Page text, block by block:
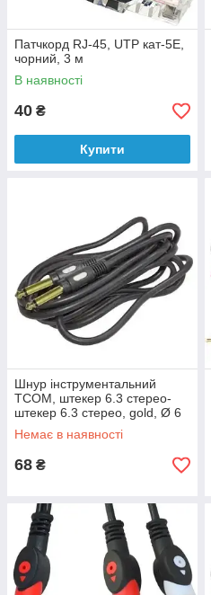
Патчкорд RJ-45, UTP кат-5E,
чорний, 3 м
В наявності
40 ₴
Купити
Шнур інструментальний
TCOM, штекер 6.3 стерео-
штекер 6.3 стерео, gold, Ø 6
мм, 5 м, чорний
Немає в наявності
68 ₴